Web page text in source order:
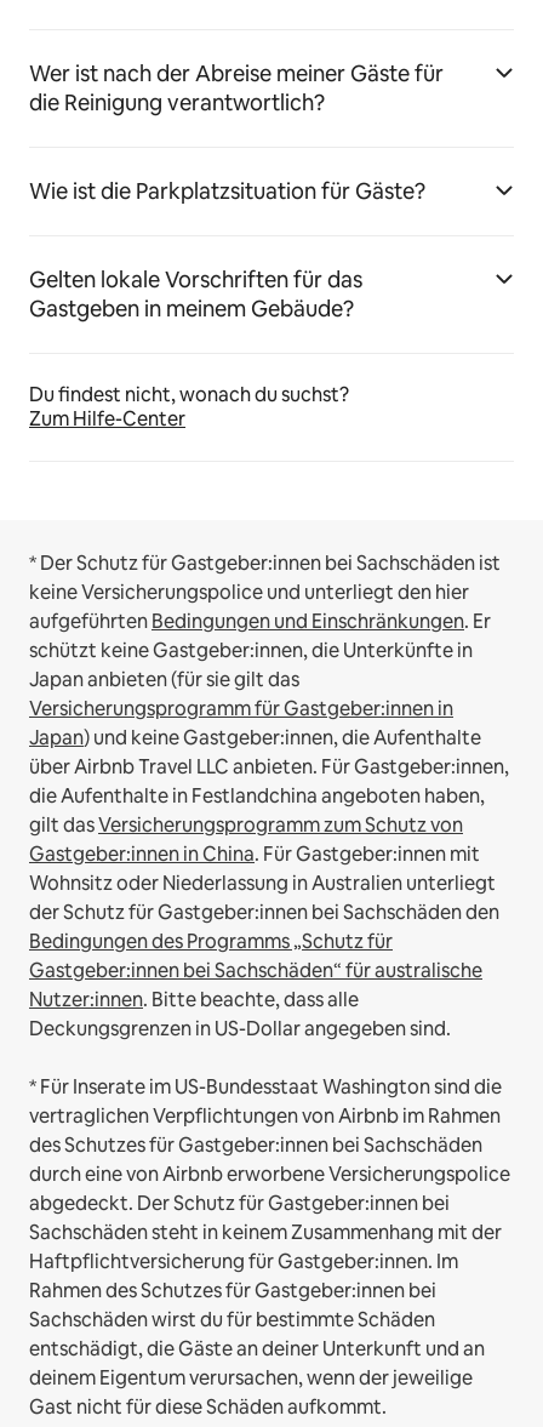
Wer ist nach der Abreise meiner Gäste für
die Reinigung verantwortlich?
Wie ist die Parkplatzsituation für Gäste?
Gelten lokale Vorschriften für das
Gastgeben in meinem Gebäude?
Du findest nicht, wonach du suchst?
Zum Hilfe-Center
* Der Schutz für Gastgeber:innen bei Sachschäden ist
keine Versicherungspolice und unterliegt den hier
aufgeführtenBedingungen und Einschränkungen. Er
schützt keine Gastgeber:innen, die Unterkünfte in
Japan anbieten (für sie gilt das
Versicherungsprogramm für Gastgeber:innen in
Japan) und keine Gastgeber:innen, die Aufenthalte
über Airbnb Travel LLC anbieten. Für Gastgeber:innen,
die Aufenthalte in Festlandchina angeboten haben,
gilt dasVersicherungsprogramm zum Schutz von
Gastgeber:innen in China. Für Gastgeber:innen mit
Wohnsitz oder Niederlassung in Australien unterliegt
der Schutz für Gastgeber:innen bei Sachschäden den
Bedingungen des Programms „Schutz für
Gastgeber:innen bei Sachschäden“ für australische
Nutzer:innen. Bitte beachte, dass alle
Deckungsgrenzen in US-Dollar angegeben sind.
* Für Inserate im US-Bundesstaat Washington sind die
vertraglichen Verpflichtungen von Airbnb im Rahmen
des Schutzes für Gastgeber:innen bei Sachschäden
durch eine von Airbnb erworbene Versicherungspolice
abgedeckt. Der Schutz für Gastgeber:innen bei
Sachschäden steht in keinem Zusammenhang mit der
Haftpflichtversicherung für Gastgeber:innen. Im
Rahmen des Schutzes für Gastgeber:innen bei
Sachschäden wirst du für bestimmte Schäden
entschädigt, die Gäste an deiner Unterkunft und an
deinem Eigentum verursachen, wenn der jeweilige
Gast nicht für diese Schäden aufkommt.